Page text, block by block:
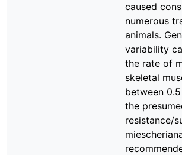
caused
numerous
animals.
variability
the rate of
skeletal
between
the
resistance/